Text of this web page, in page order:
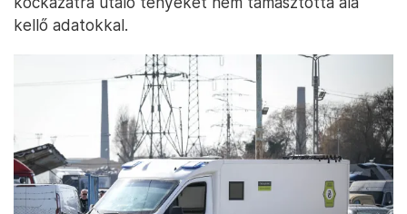
kellő adatokkal.